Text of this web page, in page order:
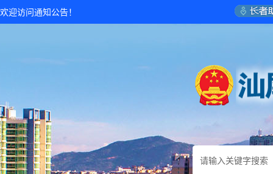
欢迎访问通知公告！